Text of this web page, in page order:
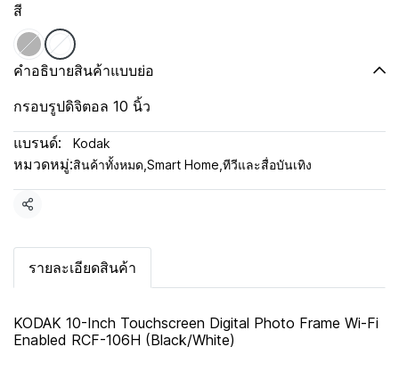
สี
คำอธิบายสินค้าแบบย่อ
กรอบรูปดิจิตอล 10 นิ้ว
แบรนด์: Kodak
หมวดหมู่:สินค้าทั้งหมด Smart Home ทีวีและสื่อบันเทิง
แชร์
รายละเอียดสินค้า
KODAK 10-Inch Touchscreen Digital Photo Frame Wi-Fi
Enabled RCF-106H (Black/White)